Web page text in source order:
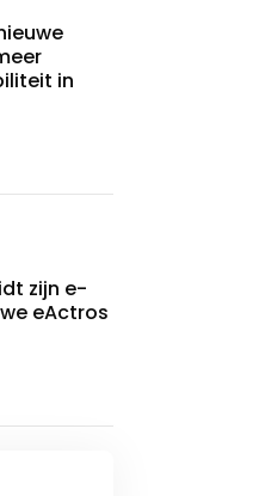
in
zijn e-
eActros